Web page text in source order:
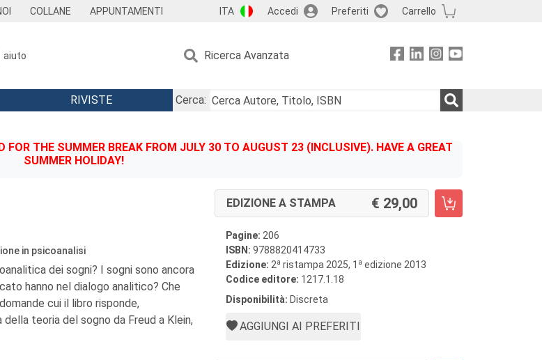
COLLANE APPUNTAMENTI ITA Accedi Preferiti Carrello
aiuto Ricerca Avanzata
RIVISTE
Cerca:
THE SUMMER BREAK FROM JULY 30 TO AUGUST 23 (INCLUSIVE). HAVE A GREAT
SUMMER HOLIDAY!
in psicoanalisi
dei sogni? I sogni sono ancora
hanno nel dialogo analitico? Che
cui il libro risponde,
teoria del sogno da Freud a Klein,
EDIZIONE A STAMPA 29,00
Pagine: 206
ISBN: 9788820414733
Edizione: 2a ristampa 2025, 1 a edizione 2013
Codice editore: 1217.1.18
Disponibilità: Discreta
AGGIUNGI AI PREFERITI